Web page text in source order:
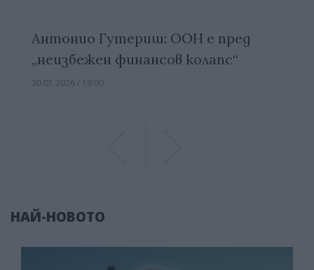
Антонио Гутериш: ООН е пред
„неизбежен финансов колапс“
30.01.2026 / 19:00
НАЙ-НОВОТО